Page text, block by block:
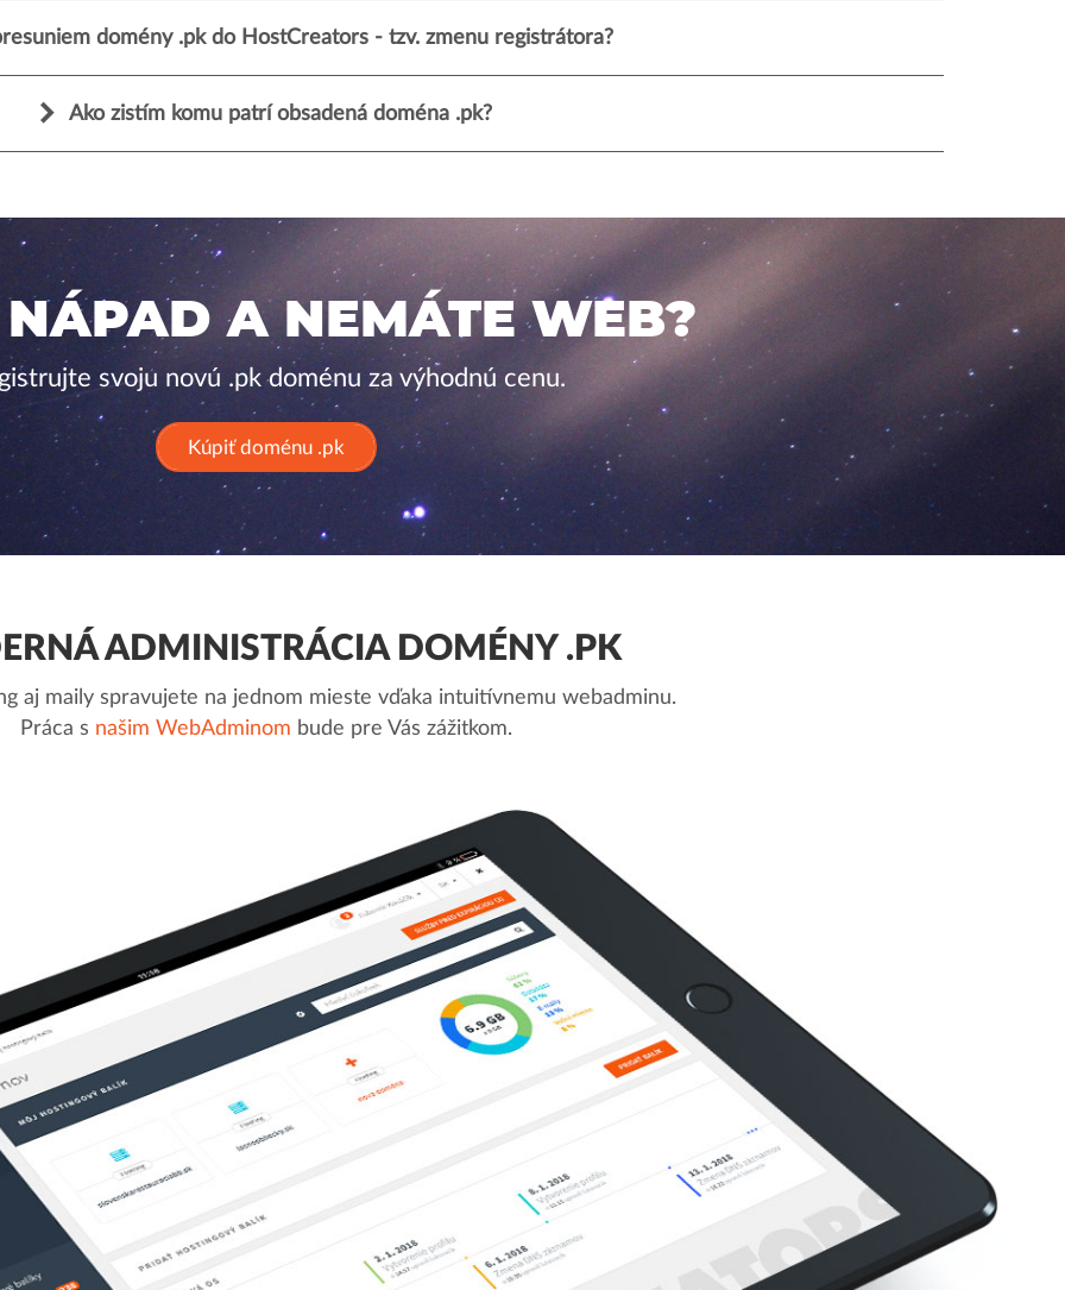
domény .pk do HostCreators - tzv. zmenu registrátora?
Ako zistím komu patrí obsadená doména .pk?
A NEMÁTE WEB?
svoju novú .pk doménu za výhodnú cenu.
Kúpiť doménu .pk
ADMINISTRÁCIA DOMÉNY .PK
aj maily spravujete na jednom mieste vďaka intuitívnemu webadminu.
Práca s našim WebAdminom bude pre Vás zážitkom.